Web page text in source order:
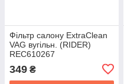
Фільтр салону ExtraClean
VAG вугільн. (RIDER)
REC610267
349 ₴